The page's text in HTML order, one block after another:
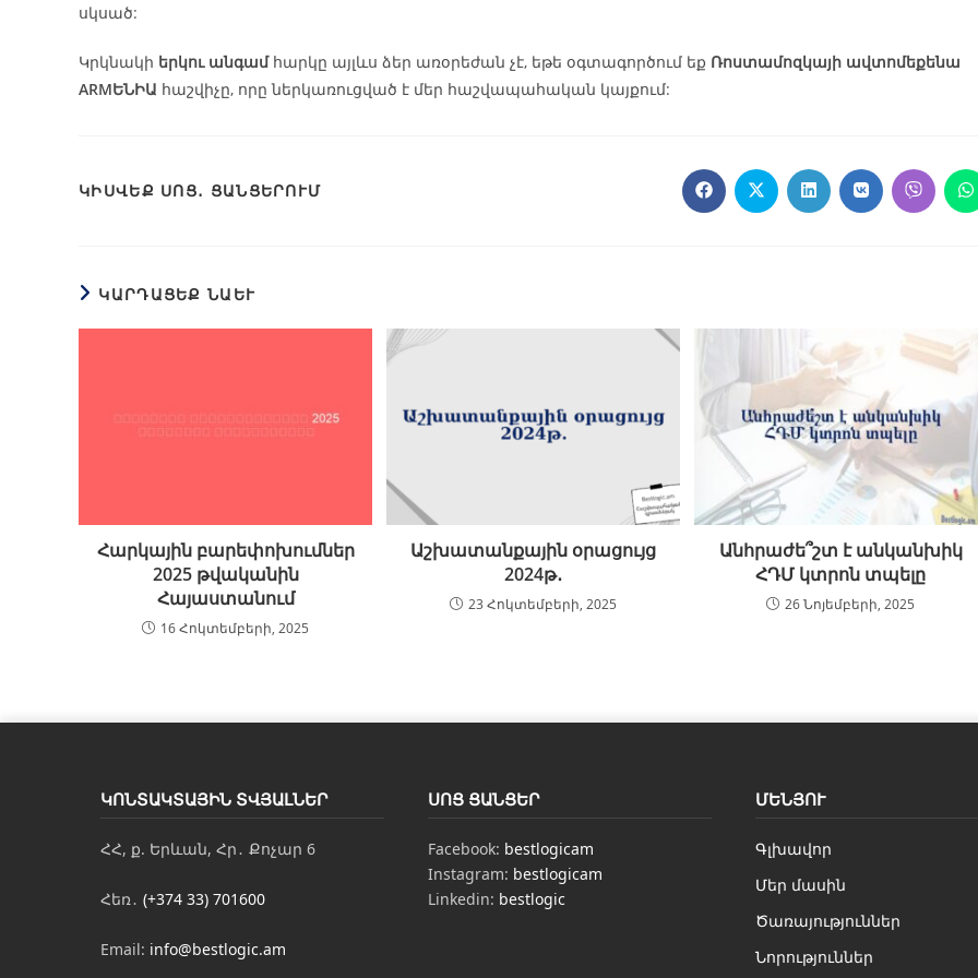
սկսած:
Կրկնակի երկու անգամհարկը այլևս ձեր առօրեժան չէ, եթե օգտագործում եք Ռոստամոզկայի ավտոմեքենա
ARMԵՆԻԱ հաշվիչը, որը ներկառուցված է մեր հաշվապահական կայքում:
ԿԻՍՎԵՔ ՍՈՑ․ ՑԱՆՑԵՐՈՒՄ
ԿԱՐԴԱՑԵՔ ՆԱԵՒ
Հարկային բարեփոխումներ
2025 թվականին
Հայաստանում
16 Հոկտեմբերի, 2025
Աշխատանքային օրացույց
2024թ․
23 Հոկտեմբերի, 2025
Անհրաժե՞շտ է անկանխիկ
ՀԴՄ կտրոն տպելը
26 Նոյեմբերի, 2025
ԿՈՆՏԱԿՏԱՅԻՆ ՏՎՅԱԼՆԵՐ
ՀՀ, ք. Երևան, Հր․ Քոչար 6
Հեռ․ (+374 33) 701600
Email: info@bestlogic.am
ՍՈՑ ՑԱՆՑԵՐ
Facebook: bestlogicam
Instagram: bestlogicam
Linkedin: bestlogic
ՄԵՆՅՈՒ
Գլխավոր
Մեր մասին
Ծառայություններ
Նորություններ